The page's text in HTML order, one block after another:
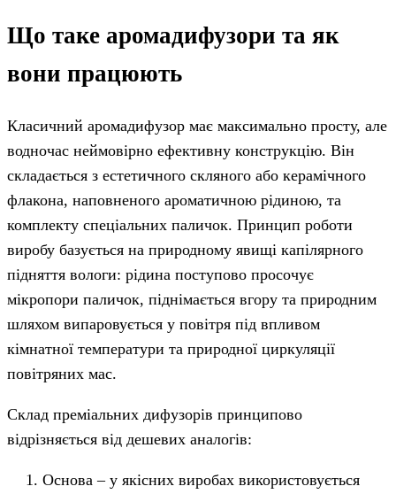
Що таке аромадифузори та як
вони працюють
Класичний аромадифузор має максимально просту, але
водночас неймовірно ефективну конструкцію. Він
складається з естетичного скляного або керамічного
флакона, наповненого ароматичною рідиною, та
комплекту спеціальних паличок. Принцип роботи
виробу базується на природному явищі капілярного
підняття вологи: рідина поступово просочує
мікропори паличок, піднімається вгору та природним
шляхом випаровується у повітря під впливом
кімнатної температури та природної циркуляції
повітряних мас.
Склад преміальних дифузорів принципово
відрізняється від дешевих аналогів:
Основа – у якісних виробах використовується